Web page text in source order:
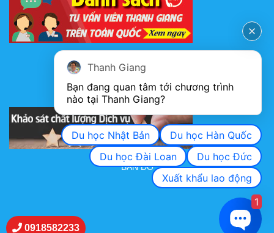
KHẢO SÁT CHẤT LƯỢNG DỊCH VỤ
BẢN ĐỒ
0918582233
Thanh Giang
Bạn đang quan tâm tới chương trình
nào tại Thanh Giang?
Du học Nhật Bản
Du học Hàn Quốc
Du học Đài Loan
Du học Đức
Xuất khẩu lao động
1